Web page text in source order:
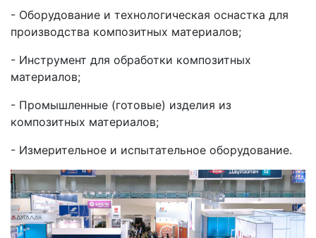
- Оборудование и технологическая оснастка для
производства композитных материалов;
- Инструмент для обработки композитных
материалов;
- Промышленные (готовые) изделия из
композитных материалов;
- Измерительное и испытательное оборудование.